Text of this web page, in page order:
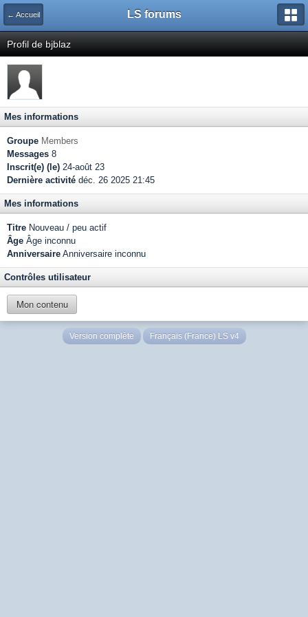
← Accueil LS forums
Profil de bjblaz
Mes informations
Groupe Members
Messages 8
Inscrit(e) (le) 24-août 23
Dernière activité déc. 26 2025 21:45
Mes informations
Titre Nouveau / peu actif
Âge Âge inconnu
Anniversaire Anniversaire inconnu
Contrôles utilisateur
Mon contenu
Version complète Français (France) LS v4